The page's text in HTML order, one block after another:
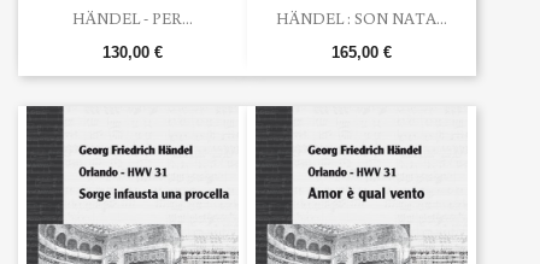
HÄNDEL - PER...
130,00 €
HÄNDEL : SON NATA...
165,00 €